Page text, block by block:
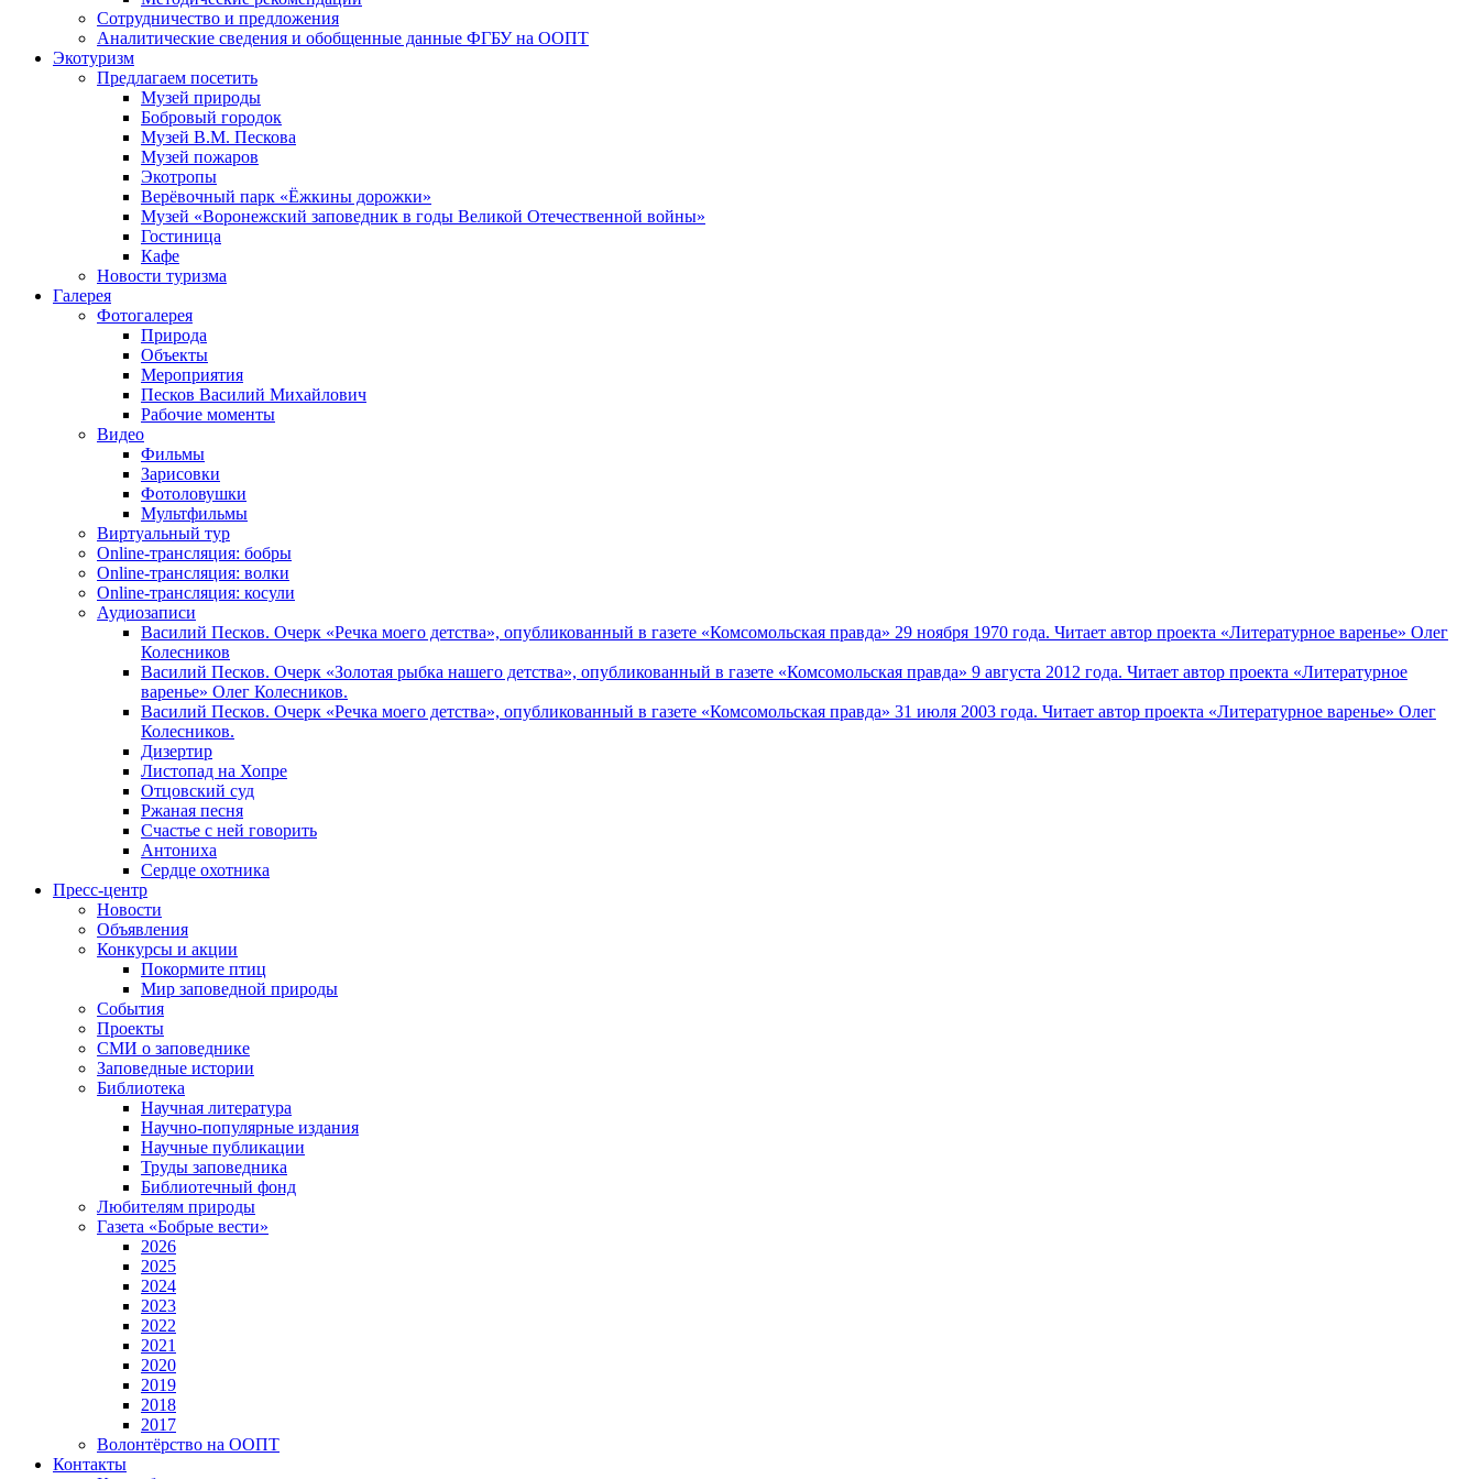
Сотрудничество и предложения
Аналитические сведения и обобщенные данные ФГБУ на ООПТ
Экотуризм
Предлагаем посетить
Музей природы
Бобровый городок
Музей В.М. Пескова
Музей пожаров
Экотропы
Верёвочный парк «Ёжкины дорожки»
Музей «Воронежский заповедник в годы Великой Отечественной войны»
Гостиница
Кафе
Новости туризма
Галерея
Фотогалерея
Природа
Объекты
Мероприятия
Песков Василий Михайлович
Рабочие моменты
Видео
Фильмы
Зарисовки
Фотоловушки
Мультфильмы
Виртуальный тур
Online-трансляция: бобры
Online-трансляция: волки
Online-трансляция: косули
Аудиозаписи
Василий Песков. Очерк «Речка моего детства», опубликованный в газете «Комсомольская правда» 29 ноября 1970 года. Читает автор проекта «Литературное варенье» Олег
Колесников
Василий Песков. Очерк «Золотая рыбка нашего детства», опубликованный в газете «Комсомольская правда» 9 августа 2012 года. Читает автор проекта «Литературное
варенье» Олег Колесников.
Василий Песков. Очерк «Речка моего детства», опубликованный в газете «Комсомольская правда» 31 июля 2003 года. Читает автор проекта «Литературное варенье» Олег
Колесников.
Дизертир
Листопад на Хопре
Отцовский суд
Ржаная песня
Счастье с ней говорить
Антониха
Сердце охотника
Пресс-центр
Новости
Объявления
Конкурсы и акции
Покормите птиц
Мир заповедной природы
События
Проекты
СМИ о заповеднике
Заповедные истории
Библиотека
Научная литература
Научно-популярные издания
Научные публикации
Труды заповедника
Библиотечный фонд
Любителям природы
Газета «Бобрые вести»
2026
2025
2024
2023
2022
2021
2020
2019
2018
2017
Волонтёрство на ООПТ
Контакты